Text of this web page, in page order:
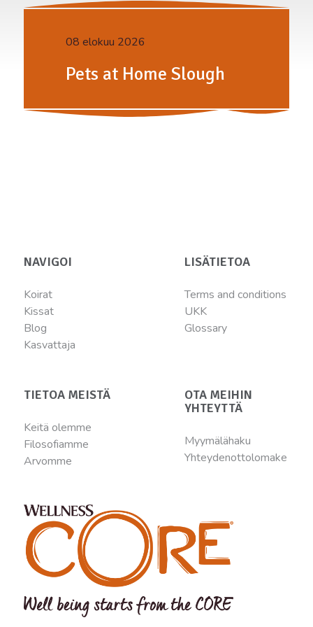
08 elokuu 2026
Pets at Home Slough
NAVIGOI
Koirat
Kissat
Blog
Kasvattaja
LISÄTIETOA
Terms and conditions
UKK
Glossary
TIETOA MEISTÄ
Keitä olemme
Filosofiamme
Arvomme
OTA MEIHIN
YHTEYTTÄ
Myymälähaku
Yhteydenottolomake